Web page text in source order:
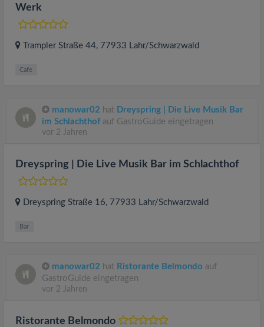
Werk
Trampler Straße 44, 77933 Lahr/Schwarzwald
Cafe
manowar02 hat Dreyspring | Die Live Musik Bar
im Schlachthof auf GastroGuide eingetragen
vor 2 Jahren
Dreyspring | Die Live Musik Bar im Schlachthof
Dreyspring Straße 16, 77933 Lahr/Schwarzwald
Bar
manowar02 hat Ristorante Belmondo auf
GastroGuide eingetragen
vor 2 Jahren
Ristorante Belmondo